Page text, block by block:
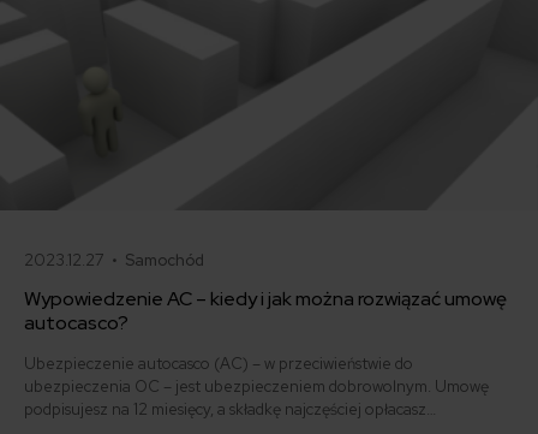
2023.12.27 • Samochód
Wypowiedzenie AC – kiedy i jak można rozwiązać umowę
autocasco?
Ubezpieczenie autocasco (AC) – w przeciwieństwie do
ubezpieczenia OC – jest ubezpieczeniem dobrowolnym. Umowę
podpisujesz na 12 miesięcy, a składkę najczęściej opłacasz